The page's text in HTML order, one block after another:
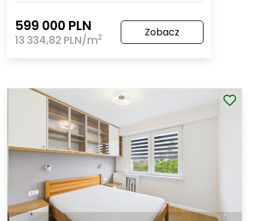
599 000 PLN
13 334,82 PLN/m2 Zobacz